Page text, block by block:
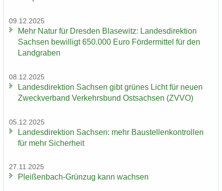
09.12.2025
Mehr Natur für Dres­den Bla­se­witz: Lan­des­di­rek­ti­on
Sach­sen be­wil­ligt 650.000 Euro För­der­mit­tel für den
Land­gra­ben
08.12.2025
Lan­des­di­rek­ti­on Sach­sen gibt grü­nes Licht für neuen
Zweck­ver­band Ver­kehrs­bund Ost­sach­sen (ZVVO)
05.12.2025
Lan­des­di­rek­ti­on Sach­sen: mehr Bau­stel­len­kon­trol­len
für mehr Si­cher­heit
27.11.2025
Pleißenbach-​Grünzug kann wach­sen